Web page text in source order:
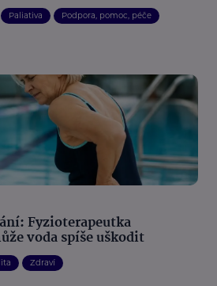
Paliativa Podpora, pomoc, péče
Fyzioterapeutka
voda spíše uškodit
Zdraví